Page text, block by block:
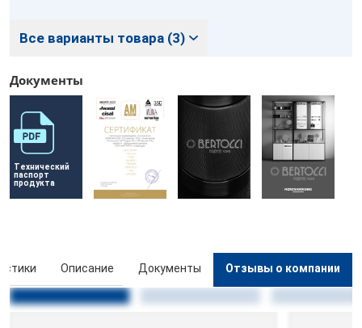
Все варианты товара (3)
Документы
Технический
паспорт
продукта
Описание Документы Отзывы о компании